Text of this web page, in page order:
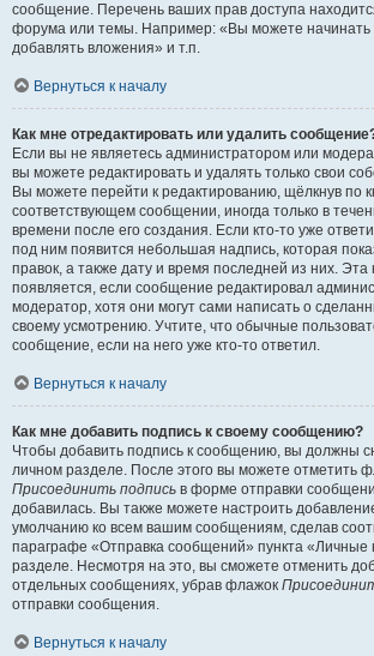
сообщение. Перечень ваших прав доступа
форума или темы. Например: «Вы можете
добавлять вложения» и т.п.
Вернуться к началу
Как мне отредактировать или удалить
Если вы не являетесь администратором или
вы можете редактировать и удалять только свои
Вы можете перейти к редактированию, щёлкнув по
соответствующем сообщении, иногда только в
времени после его создания. Если кто-то уже
под ним появится небольшая надпись, которая
правок, а также дату и время последней из них. Эта
появляется, если сообщение редактировал
модератор, хотя они могут сами написать о
своему усмотрению. Учтите, что обычные
сообщение, если на него уже кто-то ответил.
Вернуться к началу
Как мне добавить подпись к своему сообщению?
Чтобы добавить подпись к сообщению, вы должны
личном разделе. После этого вы можете отметить
Присоединить подпись в форме отправки
добавилась. Вы также можете настроить
умолчанию ко всем вашим сообщениям, сделав
параграфе «Отправка сообщений» пункта «Личные
разделе. Несмотря на это, вы сможете отменить
отдельных сообщениях, убрав флажок
отправки сообщения.
Вернуться к началу